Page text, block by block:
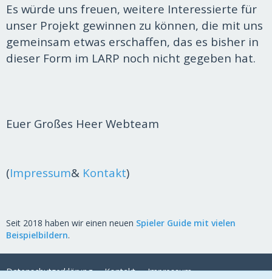
Es würde uns freuen, weitere Interessierte für
unser Projekt gewinnen zu können, die mit uns
gemeinsam etwas erschaffen, das es bisher in
dieser Form im LARP noch nicht gegeben hat.
Euer Großes Heer Webteam
(Impressum& Kontakt)
Seit 2018 haben wir einen neuen Spieler Guide mit vielen
Beispielbildern.
Datenschutzerklärung Kontakt Impressum